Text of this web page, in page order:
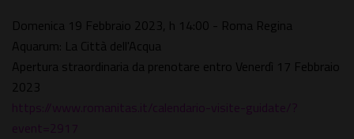
Domenica 19 Febbraio 2023, h 14:00 - Roma Regina
Aquarum: La Città dell'Acqua
Apertura straordinaria da prenotare entro Venerdì 17 Febbraio
2023
https://www.romanitas.it/calendario-visite-guidate/?
event=2917